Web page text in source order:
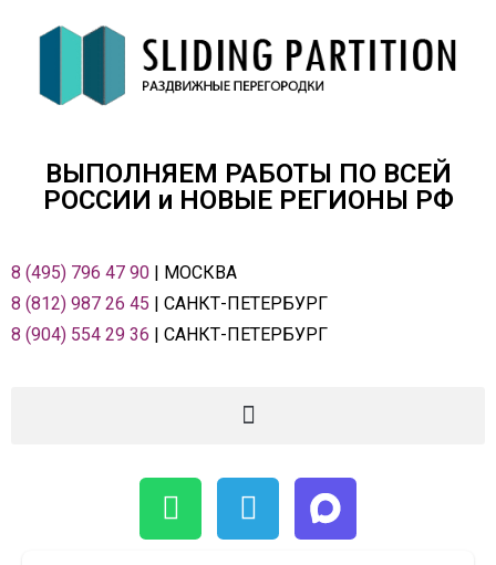
ВЫПОЛНЯЕМ РАБОТЫ ПО ВСЕЙ
РОСCИИ и НОВЫЕ РЕГИОНЫ РФ
8 (495) 796 47 90 | МОСКВА
8 (812) 987 26 45 | САНКТ-ПЕТЕРБУРГ
8 (904) 554 29 36 | САНКТ-ПЕТЕРБУРГ